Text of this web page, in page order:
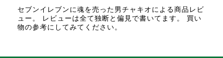
セブンイレブンに魂を売った男チャキオによる商品レビ
ュー。 レビューは全て独断と偏見で書いてます。 買い
物の参考にしてみてください。